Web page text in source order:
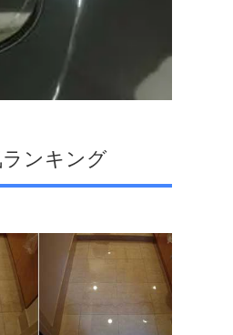
ランキング